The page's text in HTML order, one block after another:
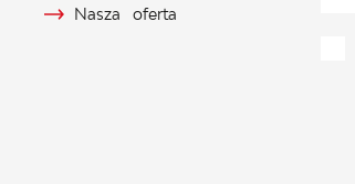
Nasza oferta